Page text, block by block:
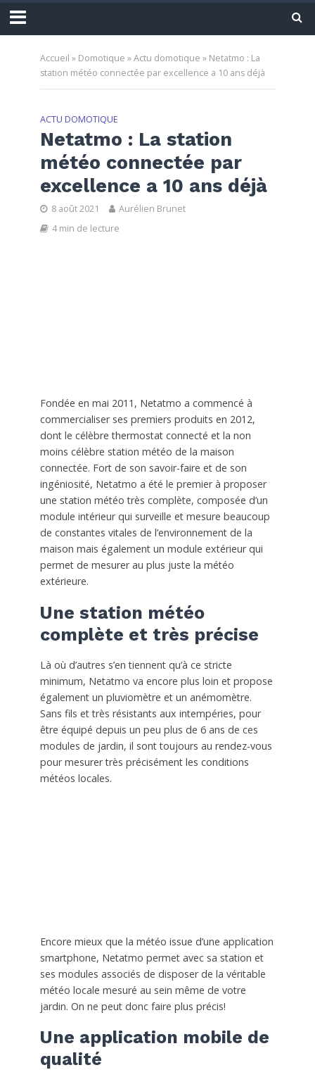
Accueil » Domotique »Actu domotique » Netatmo : La
station météo connectée par excellence a 10 ans déjà
ACTU DOMOTIQUE
Netatmo : La station
météo connectée par
excellence a 10 ans déjà
8 août 2021
Aurélien Brunet
4 min de lecture
Fondée en mai 2011, Netatmo a commencé à
commercialiser ses premiers produits en 2012,
dont le célèbre thermostat connecté et la non
moins célèbre station météo de la maison
connectée. Fort de son savoir-faire et de son
ingéniosité, Netatmo a été le premier à proposer
une station météo très complète, composée d’un
module intérieur qui surveille et mesure beaucoup
de constantes vitales de l’environnement de la
maison mais également un module extérieur qui
permet de mesurer au plus juste la météo
extérieure.
Une station météo
complète et très précise
Là où d’autres s’en tiennent qu’à ce stricte
minimum, Netatmo va encore plus loin et propose
également un pluviomètre et un anémomètre.
Sans fils et très résistants aux intempéries, pour
être équipé depuis un peu plus de 6 ans de ces
modules de jardin, il sont toujours au rendez-vous
pour mesurer très précisément les conditions
météos locales.
Encore mieux que la météo issue d’une application
smartphone, Netatmo permet avec sa station et
ses modules associés de disposer de la véritable
météo locale mesuré au sein même de votre
jardin. On ne peut donc faire plus précis!
Une application mobile de
qualité